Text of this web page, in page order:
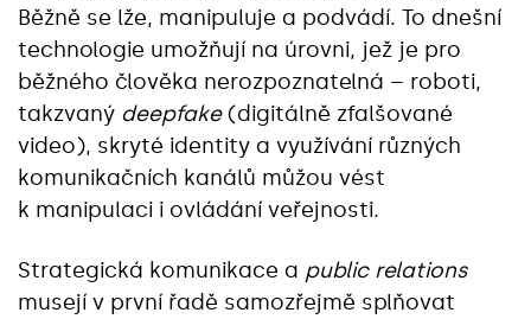
Běžně se lže, manipuluje a podvádí. To dnešní
technologie umožňují na úrovni, jež je pro
běžného člověka nerozpoznatelná – roboti,
takzvaný deepfake(digitálně zfalšované
video), skryté identity a využívání různých
komunikačních kanálů můžou vést
k manipulaci i ovládání veřejnosti.
Strategická komunikace a public relations
musejí v první řadě samozřejmě splňovat